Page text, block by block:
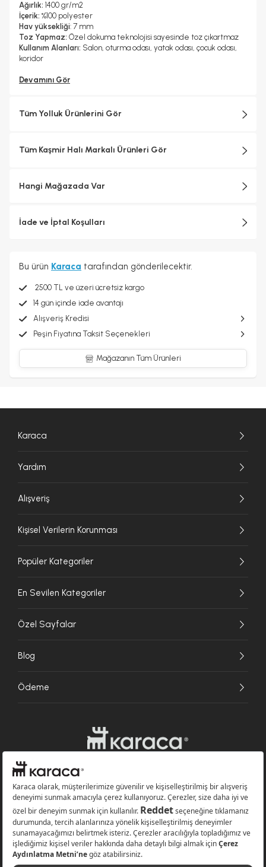
Ağırlık: 1400 gr/m2
İçerik: %100 polyester
Hav yüksekliği: 7 mm
Toz Yapmaz: Özel dokuma teknolojisi sayesinde toz çıkartmaz
Kullanım Alanları: Salon, oturma odası, yatak odası, çocuk odası,
koridor
Devamını Gör
Tüm Yolluk Ürünlerini Gör
Tüm Kaşmir Halı Markalı Ürünleri Gör
Hangi Mağazada Var
İade ve İptal Koşulları
Bu ürün Karaca tarafından gönderilecektir.
2500 TL ve üzeri ücretsiz kargo
14 gün içinde iade avantajı
Alışveriş Kredisi
Peşin Fiyatına Taksit Seçenekleri
Mağazanın Tüm Ürünleri
Karaca
Yardım
Alışveriş
Kişisel Verilerin Korunması
Popüler Kategoriler
En Sevilen Kategoriler
Özel Sayfalar
Blog
Ödeme
Websitesinde kullanılan bazı görseller yapay zekâ (AI) ile üretilmiştir.
Karaca.com © 2026 - Karaca Züccaciye A.Ş. Tüm hakları saklıdır.